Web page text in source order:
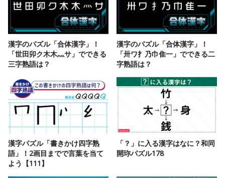
漢字のパズル「合体漢字」！
「世田卯ク木木灬サ」でできる
三字熟語は？
漢字のパズル「合体漢字」！
「卅ワ扌乃巾隹一」でできる二
字熟語は？
漢字パズル「書きかけ四字熟
語」！2画目までで言葉を当て
よう【111】
「？」に入る漢字はなに？和同
開珎パズル178